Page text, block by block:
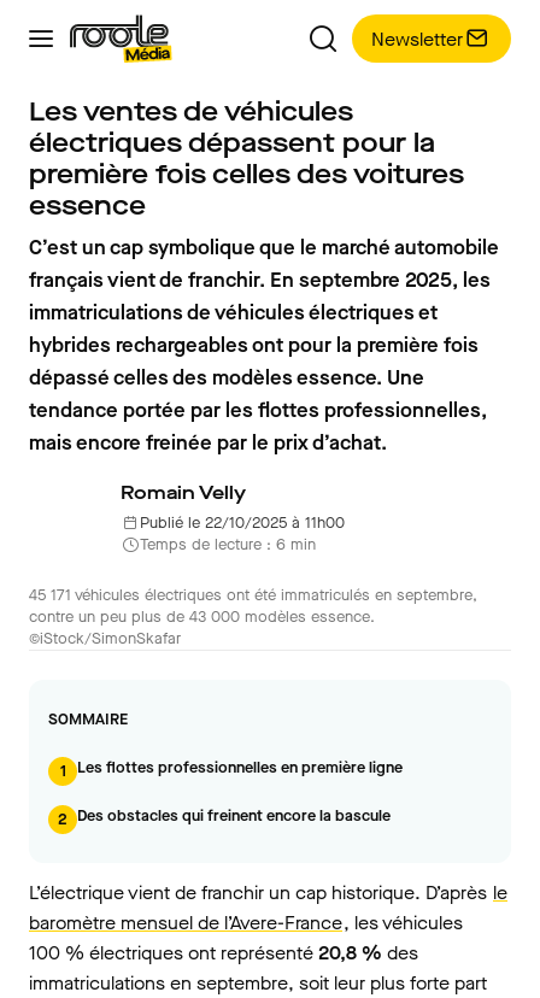
Newsletter
Les ventes de véhicules
électriques dépassent pour la
première fois celles des voitures
essence
C’est un cap symbolique que le marché automobile
français vient de franchir. En septembre 2025, les
immatriculations de véhicules électriques et
hybrides rechargeables ont pour la première fois
dépassé celles des modèles essence. Une
tendance portée par les flottes professionnelles,
mais encore freinée par le prix d’achat.
Romain Velly
Publié le 22/10/2025 à 11h00
Temps de lecture : 6 min
45 171 véhicules électriques ont été immatriculés en septembre,
contre un peu plus de 43 000 modèles essence.
©iStock/SimonSkafar
SOMMAIRE
1 Les flottes professionnelles en première ligne
2 Des obstacles qui freinent encore la bascule
L’électrique vient de franchir un cap historique. D’après le
baromètre mensuel de l’Avere-France, les véhicules
100 % électriques ont représenté20,8 % des
immatriculations en septembre, soit leur plus forte part